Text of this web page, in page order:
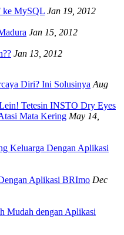
ke MySQL Jan 19, 2012
Jan 15, 2012
Jan 13, 2012
Diri? Ini Solusinya Aug
Mata Kering May 14,
Keluarga Dengan Aplikasi
Aplikasi BRImo Dec
Mudah dengan Aplikasi